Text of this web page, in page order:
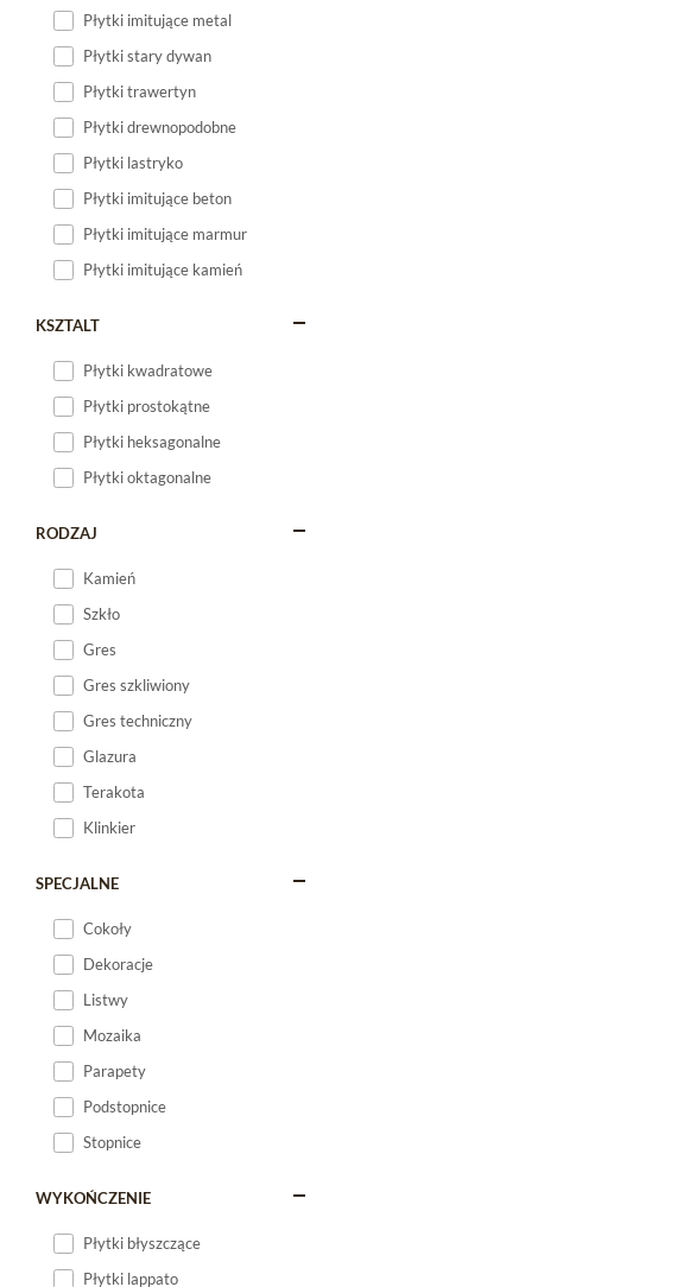
Płytki imitujące metal
Płytki stary dywan
Płytki trawertyn
Płytki drewnopodobne
Płytki lastryko
Płytki imitujące beton
Płytki imitujące marmur
Płytki imitujące kamień
KSZTALT
Płytki kwadratowe
Płytki prostokątne
Płytki heksagonalne
Płytki oktagonalne
RODZAJ
Kamień
Szkło
Gres
Gres szkliwiony
Gres techniczny
Glazura
Terakota
Klinkier
SPECJALNE
Cokoły
Dekoracje
Listwy
Mozaika
Parapety
Podstopnice
Stopnice
WYKOŃCZENIE
Płytki błyszczące
Płytki lappato